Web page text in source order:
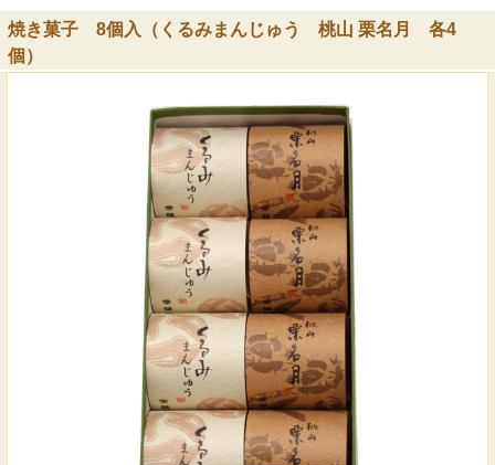
焼き菓子 8個入（くるみまんじゅう 桃山 栗名月 各4
個）